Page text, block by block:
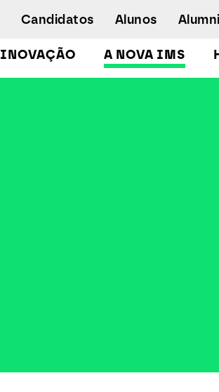
INOVAÇÃO A NOVA IMS
Candidatos Alunos Alumni